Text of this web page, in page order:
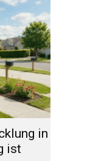
in
ist